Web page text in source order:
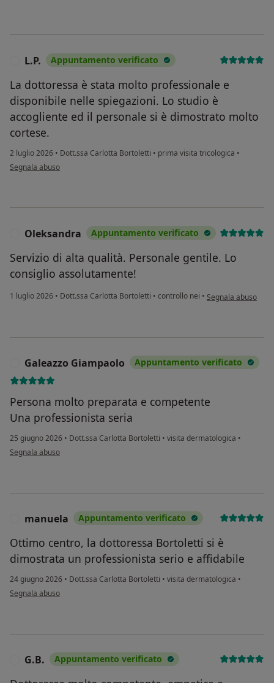
L.P. Appuntamento verificato
La dottoressa è stata molto professionale e
disponibile nelle spiegazioni. Lo studio è
accogliente ed il personale si è dimostrato molto
cortese.
2 luglio 2026 • Dott.ssa Carlotta Bortoletti • prima visita tricologica •
secondo l'opinione dell'utente L.P.
Segnala abuso
Oleksandra Appuntamento verificato
Servizio di alta qualità. Personale gentile. Lo
consiglio assolutamente!
1 luglio 2026 • Dott.ssa Carlotta Bortoletti • controllo nei • secondo l'opinione
Segnala abuso
Galeazzo Giampaolo Appuntamento verificato
Persona molto preparata e competente
Una professionista seria
25 giugno 2026 • Dott.ssa Carlotta Bortoletti • visita dermatologica •
secondo l'opinione dell'utente Galeazzo Giampaolo
Segnala abuso
manuela Appuntamento verificato
Ottimo centro, la dottoressa Bortoletti si è
dimostrata un professionista serio e affidabile
24 giugno 2026 • Dott.ssa Carlotta Bortoletti • visita dermatologica •
secondo l'opinione dell'utente manuela
Segnala abuso
G.B. Appuntamento verificato